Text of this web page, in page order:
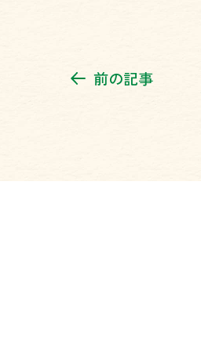
前の記事